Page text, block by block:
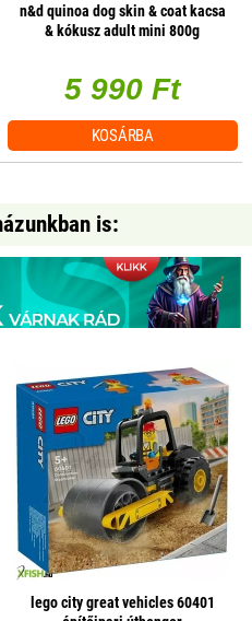
n&d quinoa dog skin & coat kacsa
& kókusz adult mini 800g
5 990 Ft
KOSÁRBA
is:
lego city great vehicles 60401